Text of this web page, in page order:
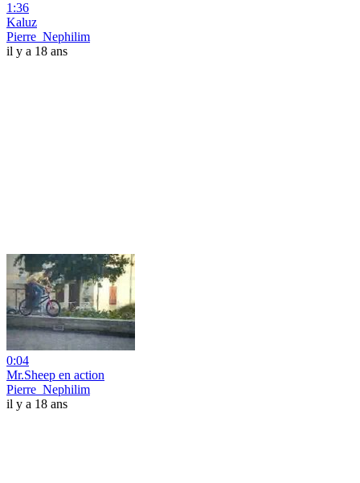
1:36
Kaluz
Pierre_Nephilim
il y a 18 ans
0:04
Mr.Sheep en action
Pierre_Nephilim
il y a 18 ans